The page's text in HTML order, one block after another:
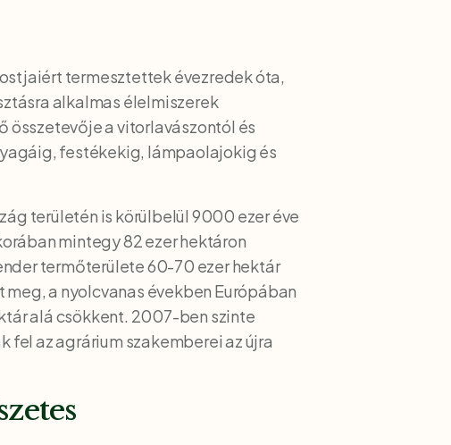
termesztettek évezredek óta,
alkalmas élelmiszerek
a vitorlavászontól és
festékekig, lámpaolajokig és
területén is körülbelül 9000 ezer éve
mintegy 82 ezer hektáron
termőterülete 60-70 ezer hektár
a nyolcvanas években Európában
alá csökkent. 2007-ben szinte
az agrárium szakemberei az újra